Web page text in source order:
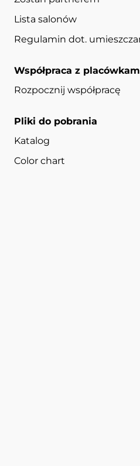
Lista salonów
Regulamin dot.
Współpraca z
Rozpocznij współpracę
Pliki do pobrania
Katalog
Color chart